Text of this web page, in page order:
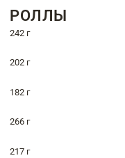
РОЛЛЫ
242 г
202 г
182 г
266 г
217 г